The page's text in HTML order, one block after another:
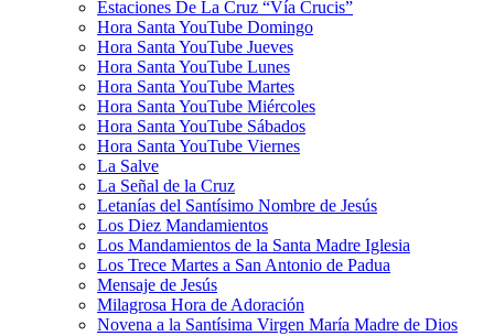
Estaciones De La Cruz “Vía Crucis”
Hora Santa YouTube Domingo
Hora Santa YouTube Jueves
Hora Santa YouTube Lunes
Hora Santa YouTube Martes
Hora Santa YouTube Miércoles
Hora Santa YouTube Sábados
Hora Santa YouTube Viernes
La Salve
La Señal de la Cruz
Letanías del Santísimo Nombre de Jesús
Los Diez Mandamientos
Los Mandamientos de la Santa Madre Iglesia
Los Trece Martes a San Antonio de Padua
Mensaje de Jesús
Milagrosa Hora de Adoración
Novena a la Santísima Virgen María Madre de Dios